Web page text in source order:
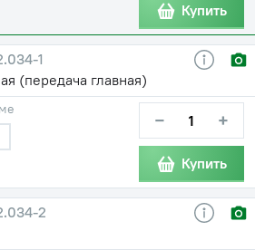
Купить
1
(передача главная)
− +
Купить
2